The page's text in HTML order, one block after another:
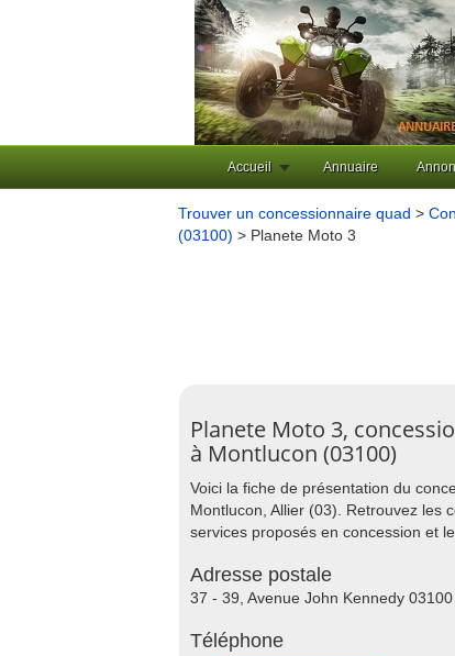
Accueil Annuaire
Trouver un concessionnaire quad >
(03100) > Planete Moto 3
Planete Moto 3,
à Montlucon (03100)
Voici la fiche de présentation du
Montlucon, Allier (03). Retrouvez les
services proposés en concession et
Adresse postale
37 - 39, Avenue John Kennedy
Téléphone